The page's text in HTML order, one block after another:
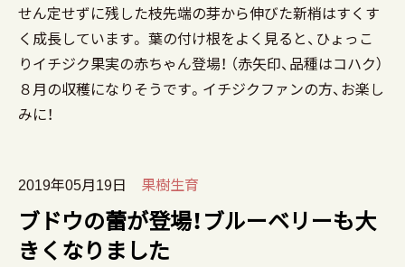
せん定せずに残した枝先端の芽から伸びた新梢はすくす
く成長しています。 葉の付け根をよく見ると、ひょっこ
りイチジク果実の赤ちゃん登場！ （赤矢印、品種はコハク）
８月の収穫になりそうです。イチジクファンの方、お楽し
みに！
2019年05月19日 果樹生育
ブドウの蕾が登場！ブルーベリーも大
きくなりました